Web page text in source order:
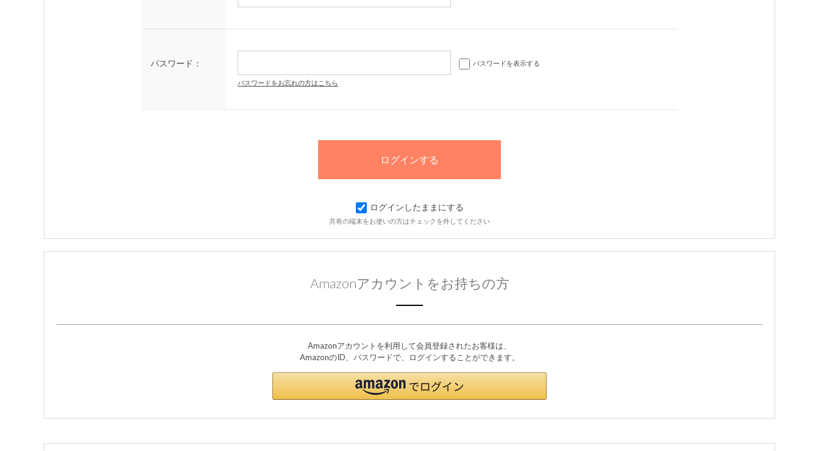
パスワード： パスワードを表示する
パスワードをお忘れの方はこちら
ログインしたままにする
共有の端末をお使いの方はチェックを外してください
Amazonアカウントをお持ちの方
Amazonアカウントを利用して会員登録されたお客様は、
AmazonのID、パスワードで、ログインすることができます。